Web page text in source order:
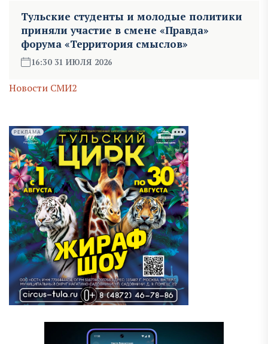
Тульские студенты и молодые политики
приняли участие в смене «Правда»
форума «Территория смыслов»
16:30 31 ИЮЛЯ 2026
Новости СМИ2
РЕКЛАМА